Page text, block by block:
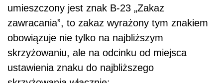
umieszczony jest znak B-23 „Zakaz
zawracania”, to zakaz wyrażony tym znakiem
obowiązuje nie tylko na najbliższym
skrzyżowaniu, ale na odcinku od miejsca
ustawienia znaku do najbliższego